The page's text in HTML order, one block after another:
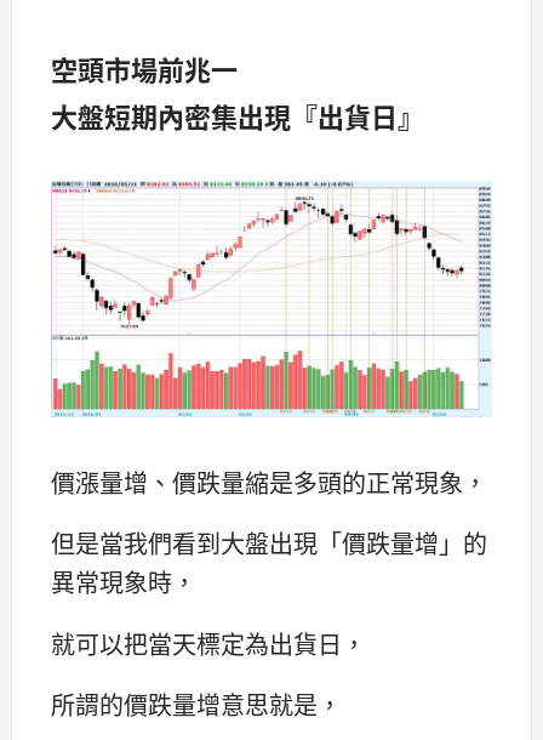
空頭市場前兆一
大盤短期內密集出現『出貨日』
價漲量增、價跌量縮是多頭的正常現象，
但是當我們看到大盤出現「價跌量增」的
異常現象時，
就可以把當天標定為出貨日，
所謂的價跌量增意思就是，